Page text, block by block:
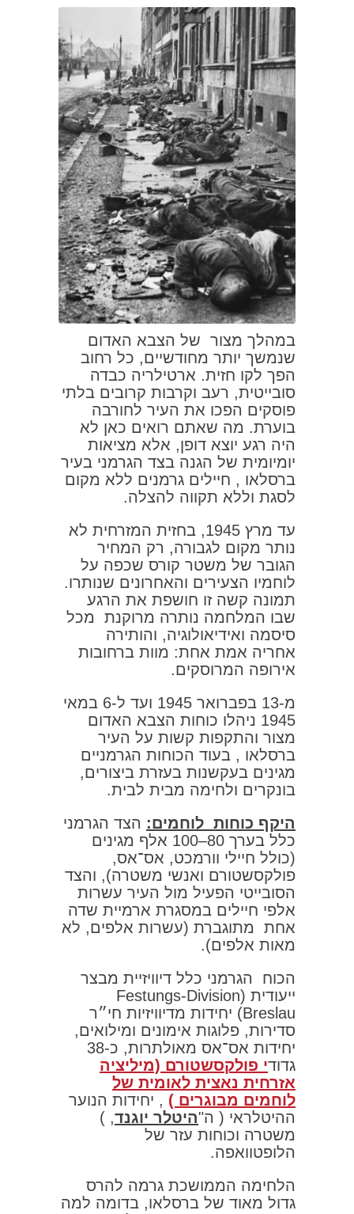
במהלך מצור של הצבא האדום
שנמשך יותר מחודשיים, כל רחוב
הפך לקו חזית. ארטילריה כבדה
סובייטית, רעב וקרבות קרובים בלתי
פוסקים הפכו את העיר לחורבה
בוערת. מה שאתם רואים כאן לא
היה רגע יוצא דופן, אלא מציאות
יומיומית של הגנה בצד הגרמני בעיר
ברסלאו , חיילים גרמנים ללא מקום
לסגת וללא תקווה להצלה.
עד מרץ 1945, בחזית המזרחית לא
נותר מקום לגבורה, רק המחיר
הגובר של משטר קורס שכפה על
לוחמיו הצעירים והאחרונים שנותרו.
תמונה קשה זו חושפת את הרגע
שבו המלחמה נותרה מרוקנת מכל
סיסמה ואידיאולוגיה, והותירה
אחריה אמת אחת: מוות ברחובות
אירופה המרוסקים.
מ‑13 בפברואר 1945 ועד ל‑6 במאי
1945 ניהלו כוחות הצבא האדום
מצור והתקפות קשות על העיר
ברסלאו , בעוד הכוחות הגרמניים
מגינים בעקשנות בעזרת ביצורים,
בונקרים ולחימה מבית לבית.
היקף כוחות לוחמים: הצד הגרמני
כלל בערך 80–100 אלף מגינים
(כולל חיילי וורמכט, אס־אס,
פולקסשטורם ואנשי משטרה), והצד
הסובייטי הפעיל מול העיר עשרות
אלפי חיילים במסגרת ארמיית שדה
אחת מתוגברת (עשרות אלפים, לא
מאות אלפים).​
הכוח הגרמני כלל דיוויזיית מבצר
ייעודית (Festungs-Division
Breslau) יחידות מדיוויזיות חי״ר
סדירות, פלוגות אימונים ומילואים,
יחידות אס־אס מאולתרות, כ‑38
גדודי פולקסשטורם (מיליציה
אזרחית נאצית לאומית של
לוחמים מבוגרים ) , יחידות הנוער
ההיטלראי ( ה"היטלר יוגנד, )
משטרה וכוחות עזר של
הלופטוואפה.
הלחימה הממושכת גרמה להרס
גדול מאוד של ברסלאו, בדומה למה